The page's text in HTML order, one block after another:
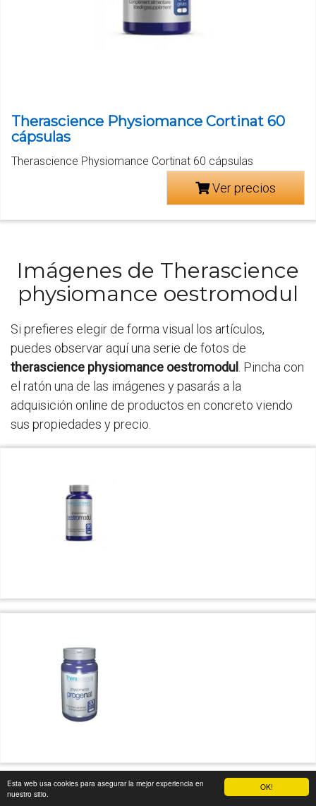
OK!
Esta web usa cookies para asegurar la mejor experiencia en
nuestro sitio.
Therascience Physiomance Cortinat 60
cápsulas
Therascience Physiomance Cortinat 60 cápsulas
Ver precios
Imágenes de Therascience
physiomance oestromodul
Si prefieres elegir de forma visual los artículos,
puedes observar aquí una serie de fotos de
therascience physiomance oestromodul . Pincha con
el ratón una de las imágenes y pasarás a la
adquisición online de productos en concreto viendo
sus propiedades y precio.